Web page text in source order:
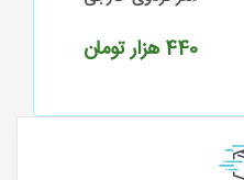
440 هزار تومان